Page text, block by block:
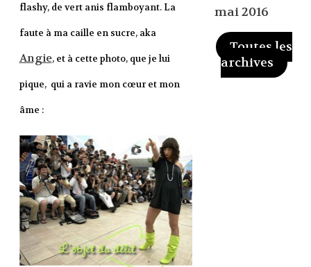
flashy, de vert anis flamboyant. La
faute à ma caille en sucre, aka
Angie, et à cette photo, que je lui
pique, qui a ravie mon cœur et mon
âme :
mai 2016
Toutes les
archives